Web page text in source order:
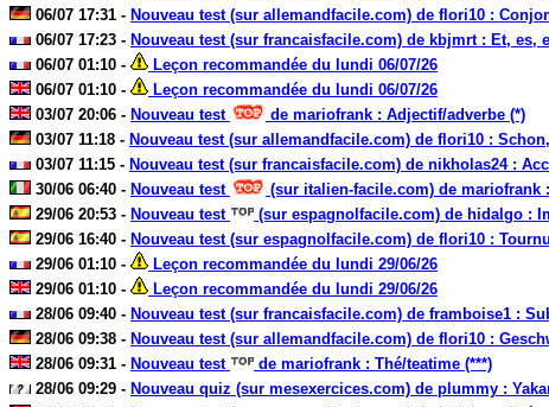
06/07 17:31 - Nouveau test (sur allemandfacile.com) de flori10 :
06/07 17:23 - Nouveau test (sur francaisfacile.com) de kbjmrt : Et, es,
06/07 01:10 -
Leçon recommandée du lundi 06/07/26
06/07 01:10 -
Leçon recommandée du lundi 06/07/26
03/07 20:06 - Nouveau test
de mariofrank : Adjectif/adverbe (*)
03/07 11:18 - Nouveau test (sur allemandfacile.com) de flori10 :
03/07 11:15 - Nouveau test (sur francaisfacile.com) de nikholas24 :
30/06 06:40 - Nouveau test
(sur italien-facile.com) de mariofrank
29/06 20:53 - Nouveau test
(sur espagnolfacile.com) de hidalgo :
29/06 16:40 - Nouveau test (sur espagnolfacile.com) de flori10 :
29/06 01:10 -
Leçon recommandée du lundi 29/06/26
29/06 01:10 -
Leçon recommandée du lundi 29/06/26
28/06 09:40 - Nouveau test (sur francaisfacile.com) de framboise1 :
28/06 09:38 - Nouveau test (sur allemandfacile.com) de flori10 :
28/06 09:31 - Nouveau test
de mariofrank : Thé/teatime (***)
28/06 09:29 - Nouveau quiz (sur mesexercices.com) de plummy :